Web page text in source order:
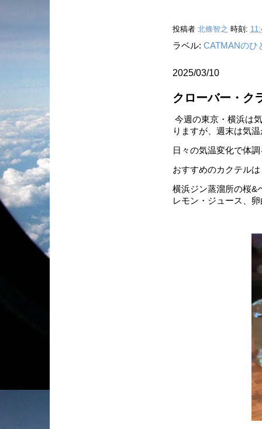
投稿者 北條智之 時刻:
ラベル: CATMANのひ
2025/03/10
クローバー・ク
今週の東京・横浜は
りますが、週末は気
日々の気温変化で体
おすすめのカクテル
横浜ジン蒸溜所の桜&
レモン・ジュース、